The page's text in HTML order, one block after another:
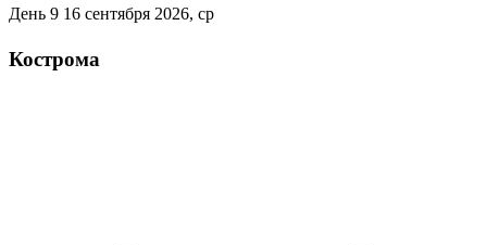
День 9 16 сентября 2026, ср
Кострома